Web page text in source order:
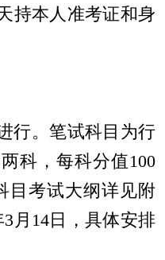
持本人准考证和身
行。笔试科目为行
科，每科分值100
目考试大纲详见附
3 月 14日，具体安排